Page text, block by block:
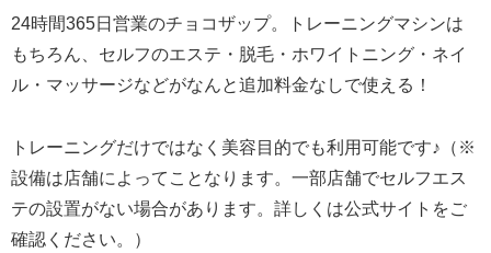
24時間365日営業のチョコザップ。トレーニングマシンは
もちろん、セルフのエステ・脱毛・ホワイトニング・ネイ
ル・マッサージなどがなんと追加料金なしで使える！
トレーニングだけではなく美容目的でも利用可能です♪（※
設備は店舗によってことなります。一部店舗でセルフエス
テの設置がない場合があります。詳しくは公式サイトをご
確認ください。）